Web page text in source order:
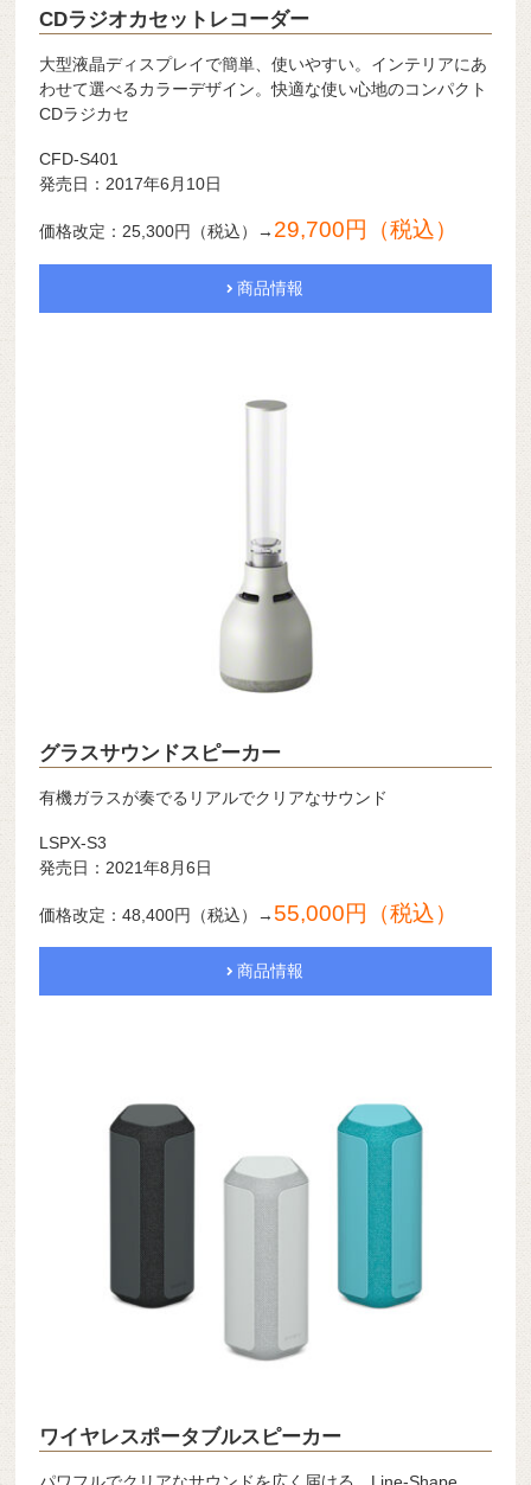
CDラジオカセットレコーダー
大型液晶ディスプレイで簡単、使いやすい。インテリアにあ
わせて選べるカラーデザイン。快適な使い心地のコンパクト
CDラジカセ
CFD-S401
発売日：2017年6月10日
価格改定：25,300円（税込）→ 29,700円（税込）
商品情報
グラスサウンドスピーカー
有機ガラスが奏でるリアルでクリアなサウンド
LSPX-S3
発売日：2021年8月6日
価格改定：48,400円（税込）→ 55,000円（税込）
商品情報
ワイヤレスポータブルスピーカー